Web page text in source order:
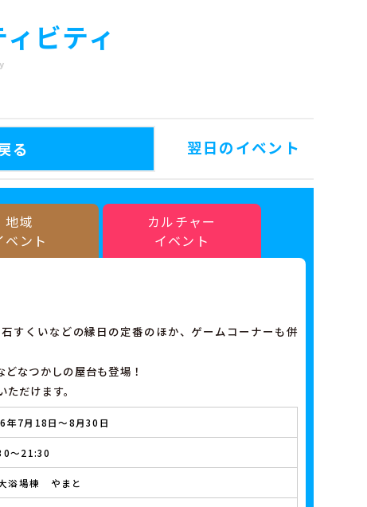
ビティ
る 翌日のイベント
地域
ベント
カルチャー
イベント
すくいなどの縁日の定番のほか、ゲームコーナーも併
なつかしの屋台も登場！
だけます。
年7月18日～8月30日
～21:30
浴場棟 やまと